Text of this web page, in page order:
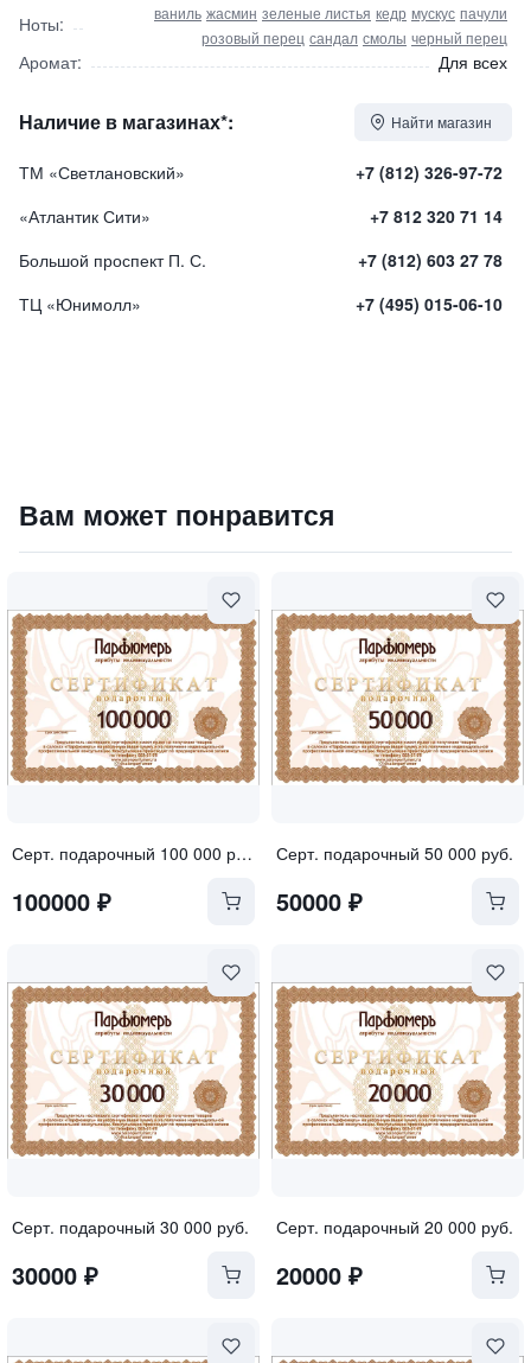
Ноты:
ваниль жасмин зеленые листья кедр мускус пачули
розовый перец сандал смолы черный перец
Аромат: Для всех
Наличие в магазинах*: Найти магазин
ТМ «Светлановский»
+7 (812) 326-97-72
«Атлантик Сити»
+7 812 320 71 14
Большой проспект П. С.
+7 (812) 603 27 78
ТЦ «Юнимолл»
+7 (495) 015-06-10
19500₽9 840 ₽
Вам может понравится
Серт. подарочный 100 000 руб.
100000 ₽
Серт. подарочный 50 000 руб.
50000₽
Серт. подарочный 30 000 руб.
30000 ₽
Серт. подарочный 20 000 руб.
20000₽